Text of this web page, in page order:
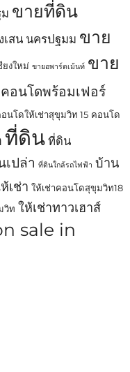
ขายที่ดิน
เสน นครปฐมม ขาย
ยงใหม่ ขายอพาร์ตเม้นท์ ขาย
คอนโดพร้อมเฟอร์
นโดให้เช่าสุขุมวิท 15 คอนโด
ที่ดิน ที่ดิน
ปล่า ที่ดินใกล้รถไฟฟ้า บ้าน
เช่า ให้เช่าคอนโดสุขุมวิท18
วิท ให้เช่าทาวเฮาส์
sale in